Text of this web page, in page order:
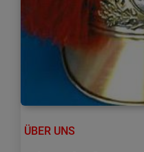
ÜBER UNS